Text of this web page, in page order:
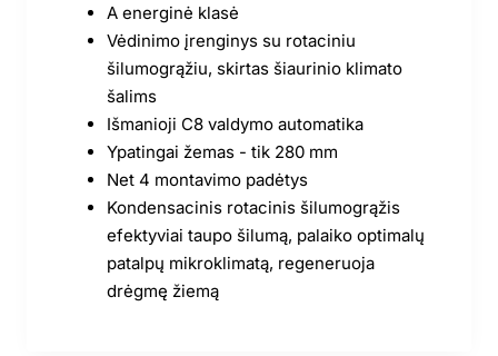
A energinė klasė
Vėdinimo įrenginys su rotaciniu
šilumogrąžiu, skirtas šiaurinio klimato
šalims
Išmanioji C8 valdymo automatika
Ypatingai žemas - tik 280 mm
Net 4 montavimo padėtys
Kondensacinis rotacinis šilumogrąžis
efektyviai taupo šilumą, palaiko optimalų
patalpų mikroklimatą, regeneruoja
drėgmę žiemą